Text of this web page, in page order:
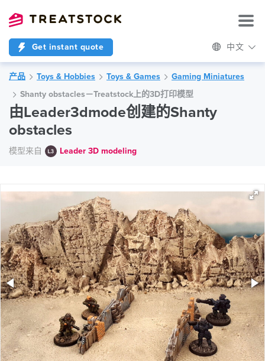
Get instant quote 中文
产品 Toys & Hobbies Toys & Games
Gaming Miniatures
Shanty obstacles－Treatstock上的3D打印模型
由Leader3dmode创建的Shanty
obstacles
模型来自 Leader 3D modeling